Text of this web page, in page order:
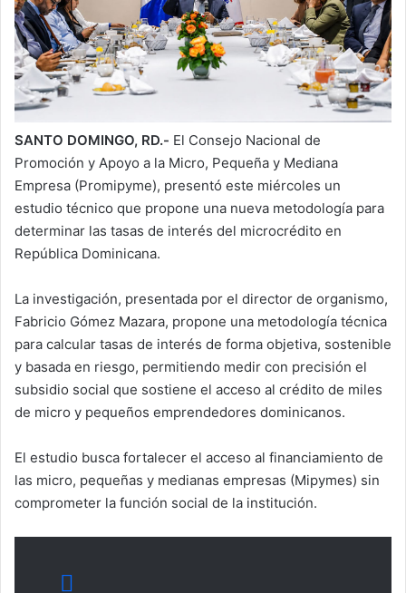
SANTO DOMINGO, RD.- El Consejo Nacional de
Promoción y Apoyo a la Micro, Pequeña y Mediana
Empresa (Promipyme), presentó este miércoles un
estudio técnico que propone una nueva metodología para
determinar las tasas de interés del microcrédito en
República Dominicana.
La investigación, presentada por el director de organismo,
Fabricio Gómez Mazara, propone una metodología técnica
para calcular tasas de interés de forma objetiva, sostenible
y basada en riesgo, permitiendo medir con precisión el
subsidio social que sostiene el acceso al crédito de miles
de micro y pequeños emprendedores dominicanos.
El estudio busca fortalecer el acceso al financiamiento de
las micro, pequeñas y medianas empresas (Mipymes) sin
comprometer la función social de la institución.